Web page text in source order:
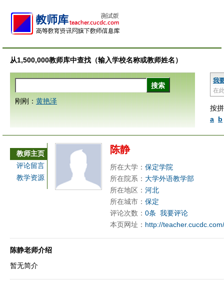
从1,500,000教师库中查找（输入学校名称或教师姓名）
我
在
按
a b
刚刚： 黄艳泽
教师主页
评论留言
教学资源
陈静
所在大学： 保定学院
所在院系： 大学外语教学部
所在地区： 河北
所在城市： 保定
评论次数： 0条 我要评论
本页网址： http://
陈静老师介绍
暂无简介